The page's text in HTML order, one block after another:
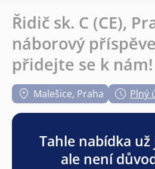
Řidič sk. C (CE),
náborový
přidejte se k nám!
Malešice, Praha Plný
Tahle nabídka už
ale není